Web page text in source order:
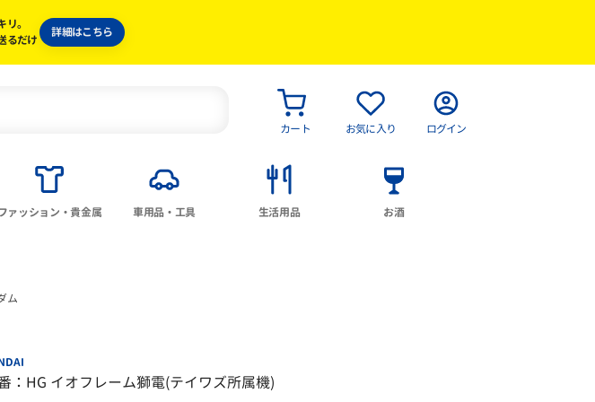
。
るだけ
詳細はこちら
カート お気に入り ログイン
ァッション・貴金属 車用品・工具 生活用品 お酒
ム
：HG イオフレーム獅電(テイワズ所属機)